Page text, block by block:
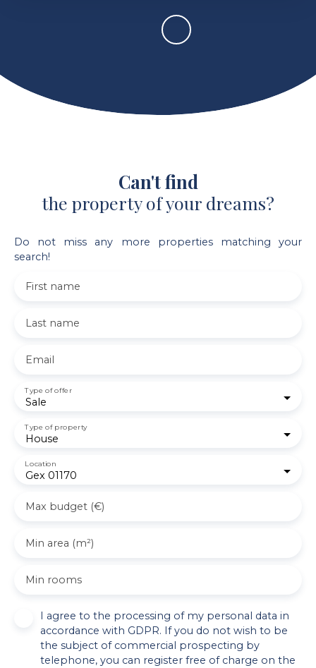
Can't find
the property of your dreams?
Do not miss any more properties matching your
search!
First name
Last name
Email
Sale
Type of offer
House
Type of property
Gex 01170
Location
Max budget (€)
Min area (m²)
Min rooms
I agree to the processing of my personal data in
accordance with GDPR. If you do not wish to be
the subject of commercial prospecting by
telephone, you can register free of charge on the